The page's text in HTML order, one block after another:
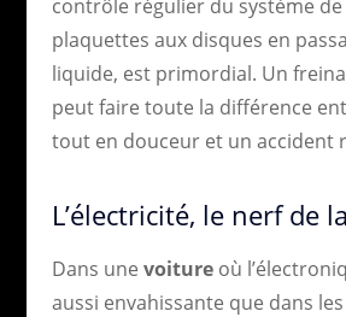
contrôle régulier du système
plaquettes aux disques en
liquide, est primordial. Un
peut faire toute la différence
tout en douceur et un accident
L’électricité, le nerf de
Dans une voitureoù
aussi envahissante que dans